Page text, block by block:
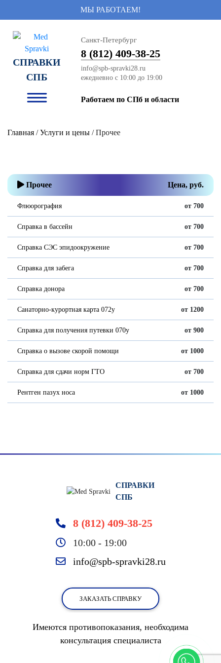
МЫ РАБОТАЕМ!
СПРАВКИ
СПБ
Санкт-Петербург
8 (812) 409-38-25
info@spb-spravki28.ru
Работаем по СПб и области
Главная /Услуги и цены / Прочее
Прочее Цена, руб.
Флюорография от 700
Справка в бассейн от 700
Справка СЭС эпидоокружение от 700
Справка для забега от 700
Справка донора от 700
Санаторно-курортная карта 072у от 1200
Справка для получения путевки 070у от 900
Справка о вызове скорой помощи от 1000
Справка для сдачи норм ГТО от 700
Рентген пазух носа от 1000
СПРАВКИ
СПБ
8 (812) 409-38-25
10:00 - 19:00
info@spb-spravki28.ru
ЗАКАЗАТЬ СПРАВКУ
Имеются противопоказания, необходима
консультация специалиста